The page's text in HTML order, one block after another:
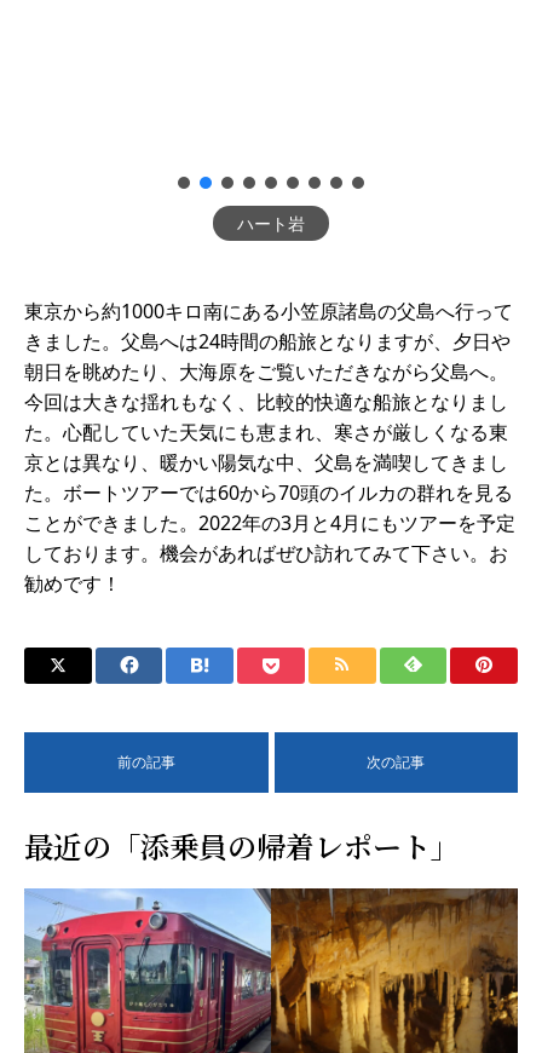
ハート岩
東京から約1000キロ南にある小笠原諸島の父島へ行って
きました。父島へは24時間の船旅となりますが、夕日や
朝日を眺めたり、大海原をご覧いただきながら父島へ。
今回は大きな揺れもなく、比較的快適な船旅となりまし
た。心配していた天気にも恵まれ、寒さが厳しくなる東
京とは異なり、暖かい陽気な中、父島を満喫してきまし
た。ボートツアーでは60から70頭のイルカの群れを見る
ことができました。2022年の3月と4月にもツアーを予定
しております。機会があればぜひ訪れてみて下さい。お
勧めです！
前の記事 次の記事
最近の「添乗員の帰着レポート」